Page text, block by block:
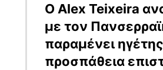
Ο Alex Teixeira
με τον
παραμένει
προσπάθεια